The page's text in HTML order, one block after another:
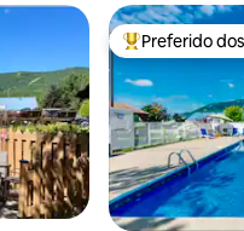
Entre os
Preferido